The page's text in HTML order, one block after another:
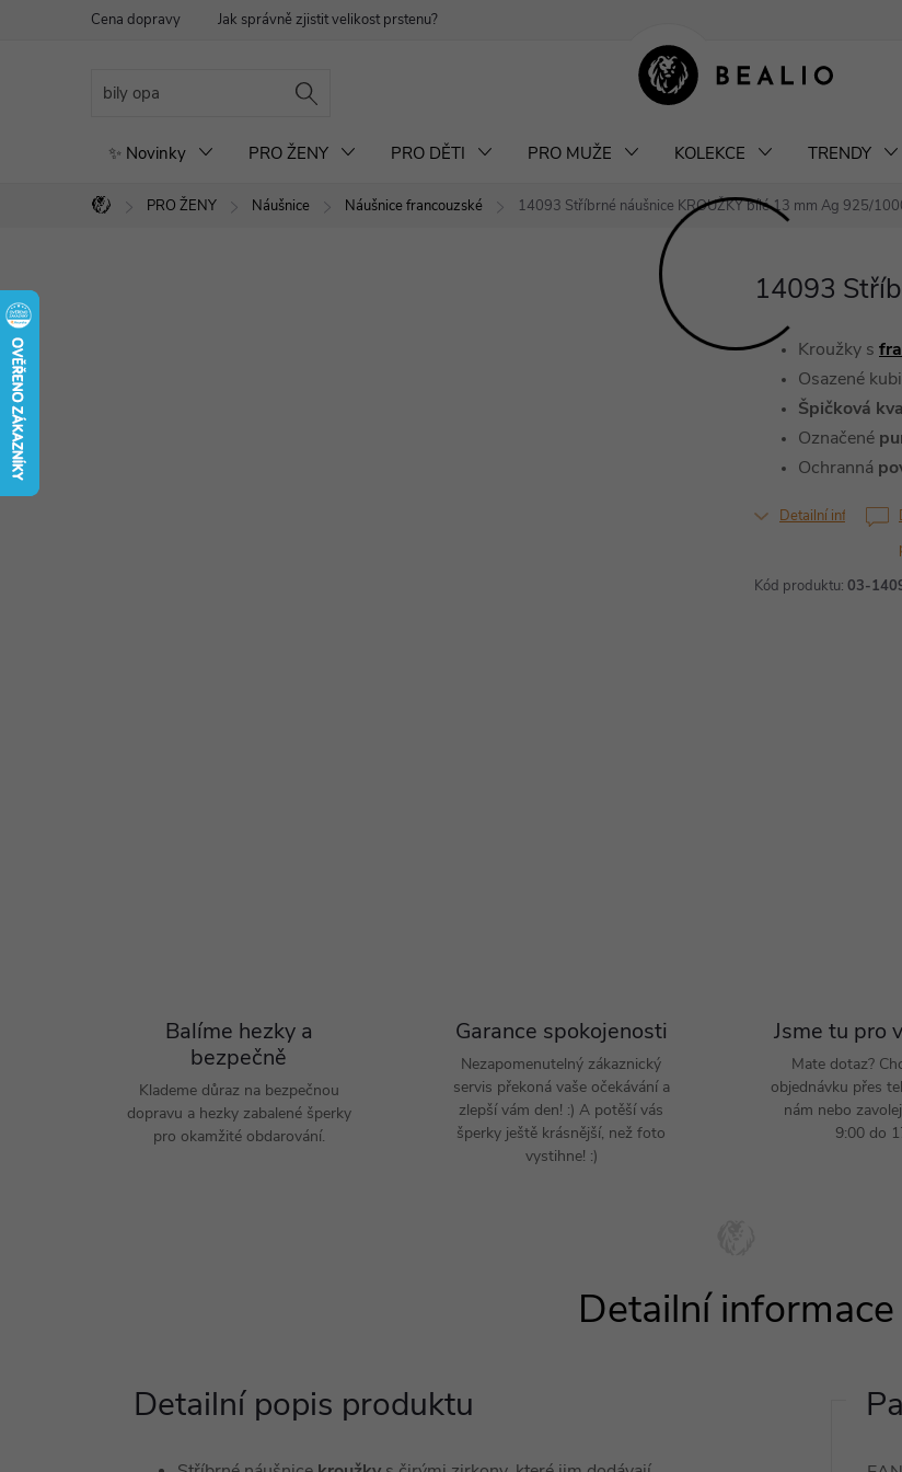
Cena dopravy Jak správně zjistit velikost prstenu?
✨ Novinky PRO ŽENY PRO DĚTI PRO MUŽE KOLEKCE TRENDY
Domů
PRO ŽENY Náušnice Náušnice francouzské 14093 Stříbrné náušnice KROUŽKY bílé 13 mm Ag 925/
14093
Kód produktu: 03-
Kroužky s
Osazené
Špičková
Označené
Ochranná
Detailní informace
Balíme hezky a
bezpečně
Klademe důraz na bezpečnou
dopravu a hezky zabalené šperky
pro okamžité obdarování.
Garance spokojenosti
Nezapomenutelný zákaznický
servis překoná vaše očekávání a
zlepší vám den! :) A potěší vás
šperky ještě krásnější, než foto
vystihne! :)
Jsme tu pro
Mate dotaz?
objednávku přes
nám nebo
9:00 do
Detailní popis produktu